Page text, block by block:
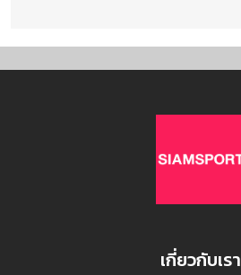
เกี่ยวกับเรา